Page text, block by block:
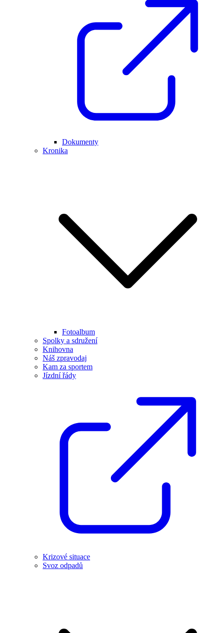
Dokumenty
Kronika
Fotoalbum
Spolky a sdružení
Knihovna
Náš zpravodaj
Kam za sportem
Jízdní řády
Krizové situace
Svoz odpadů